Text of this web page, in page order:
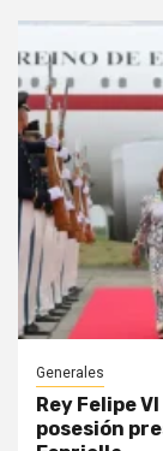
Generales
Rey Felipe
posesión